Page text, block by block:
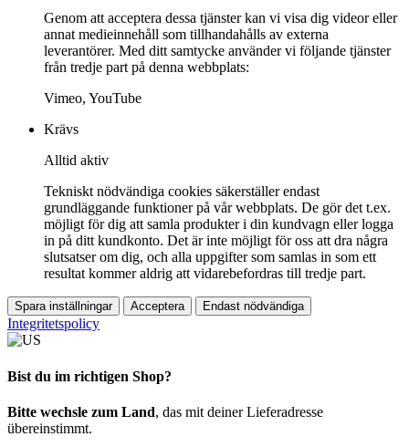
Genom att acceptera dessa tjänster kan vi visa dig videor eller
annat medieinnehåll som tillhandahålls av externa
leverantörer. Med ditt samtycke använder vi följande tjänster
från tredje part på denna webbplats:
Vimeo, YouTube
Krävs
Alltid aktiv
Tekniskt nödvändiga cookies säkerställer endast
grundläggande funktioner på vår webbplats. De gör det t.ex.
möjligt för dig att samla produkter i din kundvagn eller logga
in på ditt kundkonto. Det är inte möjligt för oss att dra några
slutsatser om dig, och alla uppgifter som samlas in som ett
resultat kommer aldrig att vidarebefordras till tredje part.
Spara inställningar Acceptera Endast nödvändiga
Integritetspolicy
Bist du im richtigen Shop?
Bitte wechsle zum Land, das mit deiner Lieferadresse
übereinstimmt.